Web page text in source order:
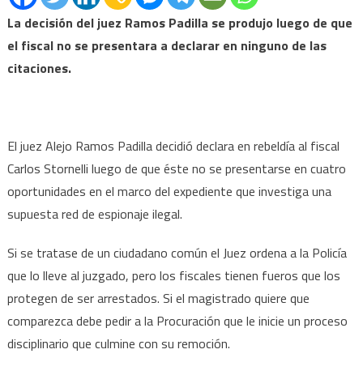
La decisión del juez Ramos Padilla se produjo luego de que
el fiscal no se presentara a declarar en ninguno de las
citaciones.
El juez Alejo Ramos Padilla decidió declara en rebeldía al fiscal
Carlos Stornelli luego de que éste no se presentarse en cuatro
oportunidades en el marco del expediente que investiga una
supuesta red de espionaje ilegal.
Si se tratase de un ciudadano común el Juez ordena a la Policía
que lo lleve al juzgado, pero los fiscales tienen fueros que los
protegen de ser arrestados. Si el magistrado quiere que
comparezca debe pedir a la Procuración que le inicie un proceso
disciplinario que culmine con su remoción.